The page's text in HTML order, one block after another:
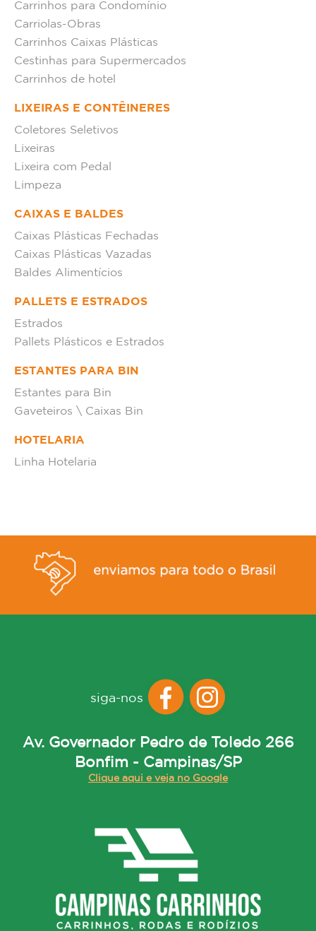
Carrinhos para Condomínio
Carriolas-Obras
Carrinhos Caixas Plásticas
Cestinhas para Supermercados
Carrinhos de hotel
LIXEIRAS E CONTÊINERES
Coletores Seletivos
Lixeiras
Lixeira com Pedal
Limpeza
CAIXAS E BALDES
Caixas Plásticas Fechadas
Caixas Plásticas Vazadas
Baldes Alimentícios
PALLETS E ESTRADOS
Estrados
Pallets Plásticos e Estrados
ESTANTES PARA BIN
Estantes para Bin
Gaveteiros \ Caixas Bin
HOTELARIA
Linha Hotelaria
siga-nos
Av. Governador Pedro de Toledo 266
Bonfim - Campinas/SP
Clique aqui e veja no Google